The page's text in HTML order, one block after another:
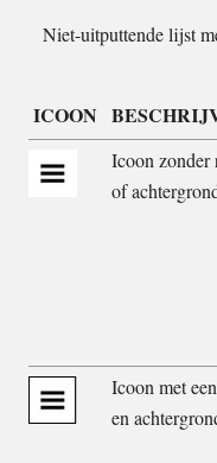
Niet-uitputtende lijst
ICOON
Icoon zonder
of
Icoon met
en